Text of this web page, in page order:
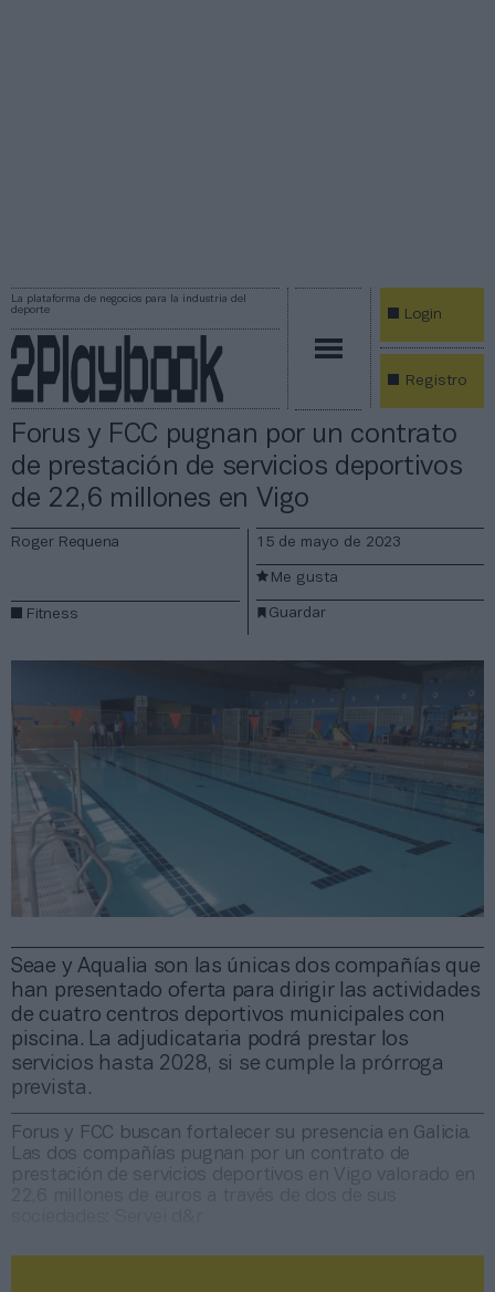
La plataforma de negocios para la industria del
deporte
Login
Registro
Forus y FCC pugnan por un contrato
de prestación de servicios deportivos
de 22,6 millones en Vigo
Seae y Aqualia son las únicas dos compañías que
han presentado oferta para dirigir las actividades
de cuatro centros deportivos municipales con
piscina. La adjudicataria podrá prestar los
servicios hasta 2028, si se cumple la prórroga
prevista.
Roger Requena
Fitness
15 de mayo de 2023
Guardar
Me gusta
Forus y FCC buscan fortalecer su presencia en Galicia.
Las dos compañías pugnan por un contrato de
prestación de servicios deportivos en Vigo valorado en